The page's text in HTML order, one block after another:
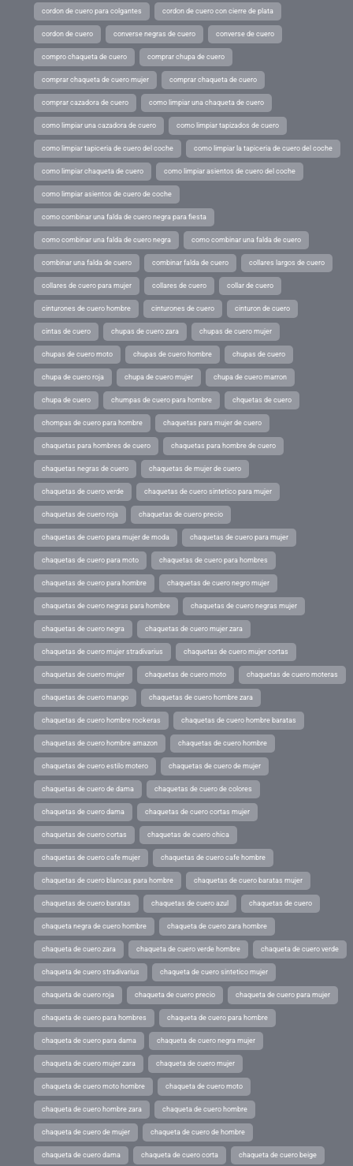
cordon de cuero para colgantes cordon de cuero con cierre de plata
cordon de cuero converse negras de cuero converse de cuero
compro chaqueta de cuero comprar chupa de cuero
comprar chaqueta de cuero mujer comprar chaqueta de cuero
comprar cazadora de cuero como limpiar una chaqueta de cuero
como limpiar una cazadora de cuero como limpiar tapizados de cuero
como limpiar tapiceria de cuero del coche como limpiar la tapiceria de cuero del coche
como limpiar chaqueta de cuero como limpiar asientos de cuero del coche
como limpiar asientos de cuero de coche
como combinar una falda de cuero negra para fiesta
como combinar una falda de cuero negra como combinar una falda de cuero
combinar una falda de cuero combinar falda de cuero collares largos de cuero
collares de cuero para mujer collares de cuero collar de cuero
cinturones de cuero hombre cinturones de cuero cinturon de cuero
cintas de cuero chupas de cuero zara chupas de cuero mujer
chupas de cuero moto chupas de cuero hombre chupas de cuero
chupa de cuero roja chupa de cuero mujer chupa de cuero marron
chupa de cuero chumpas de cuero para hombre chquetas de cuero
chompas de cuero para hombre chaquetas para mujer de cuero
chaquetas para hombres de cuero chaquetas para hombre de cuero
chaquetas negras de cuero chaquetas de mujer de cuero
chaquetas de cuero verde chaquetas de cuero sintetico para mujer
chaquetas de cuero roja chaquetas de cuero precio
chaquetas de cuero para mujer de moda chaquetas de cuero para mujer
chaquetas de cuero para moto chaquetas de cuero para hombres
chaquetas de cuero para hombre chaquetas de cuero negro mujer
chaquetas de cuero negras para hombre chaquetas de cuero negras mujer
chaquetas de cuero negra chaquetas de cuero mujer zara
chaquetas de cuero mujer stradivarius chaquetas de cuero mujer cortas
chaquetas de cuero mujer chaquetas de cuero moto chaquetas de cuero moteras
chaquetas de cuero mango chaquetas de cuero hombre zara
chaquetas de cuero hombre rockeras chaquetas de cuero hombre baratas
chaquetas de cuero hombre amazon chaquetas de cuero hombre
chaquetas de cuero estilo motero chaquetas de cuero de mujer
chaquetas de cuero de dama chaquetas de cuero de colores
chaquetas de cuero dama chaquetas de cuero cortas mujer
chaquetas de cuero cortas chaquetas de cuero chica
chaquetas de cuero cafe mujer chaquetas de cuero cafe hombre
chaquetas de cuero blancas para hombre chaquetas de cuero baratas mujer
chaquetas de cuero baratas chaquetas de cuero azul chaquetas de cuero
chaqueta negra de cuero hombre chaqueta de cuero zara hombre
chaqueta de cuero zara chaqueta de cuero verde hombre chaqueta de cuero verde
chaqueta de cuero stradivarius chaqueta de cuero sintetico mujer
chaqueta de cuero roja chaqueta de cuero precio chaqueta de cuero para mujer
chaqueta de cuero para hombres chaqueta de cuero para hombre
chaqueta de cuero para dama chaqueta de cuero negra mujer
chaqueta de cuero mujer zara chaqueta de cuero mujer
chaqueta de cuero moto hombre chaqueta de cuero moto
chaqueta de cuero hombre zara chaqueta de cuero hombre
chaqueta de cuero de mujer chaqueta de cuero de hombre
chaqueta de cuero dama chaqueta de cuero corta chaqueta de cuero beige